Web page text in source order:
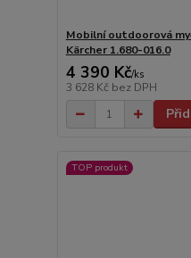
Mobilní outdoorová
Kärcher 1.680-016.0
4 390 Kč/ks
3 628 Kč bez DPH
TOP produkt